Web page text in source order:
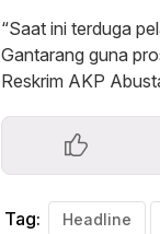
“Saat ini terduga
Gantarang guna
Reskrim AKP
Tag: Headline